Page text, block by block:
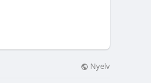
Nyelv